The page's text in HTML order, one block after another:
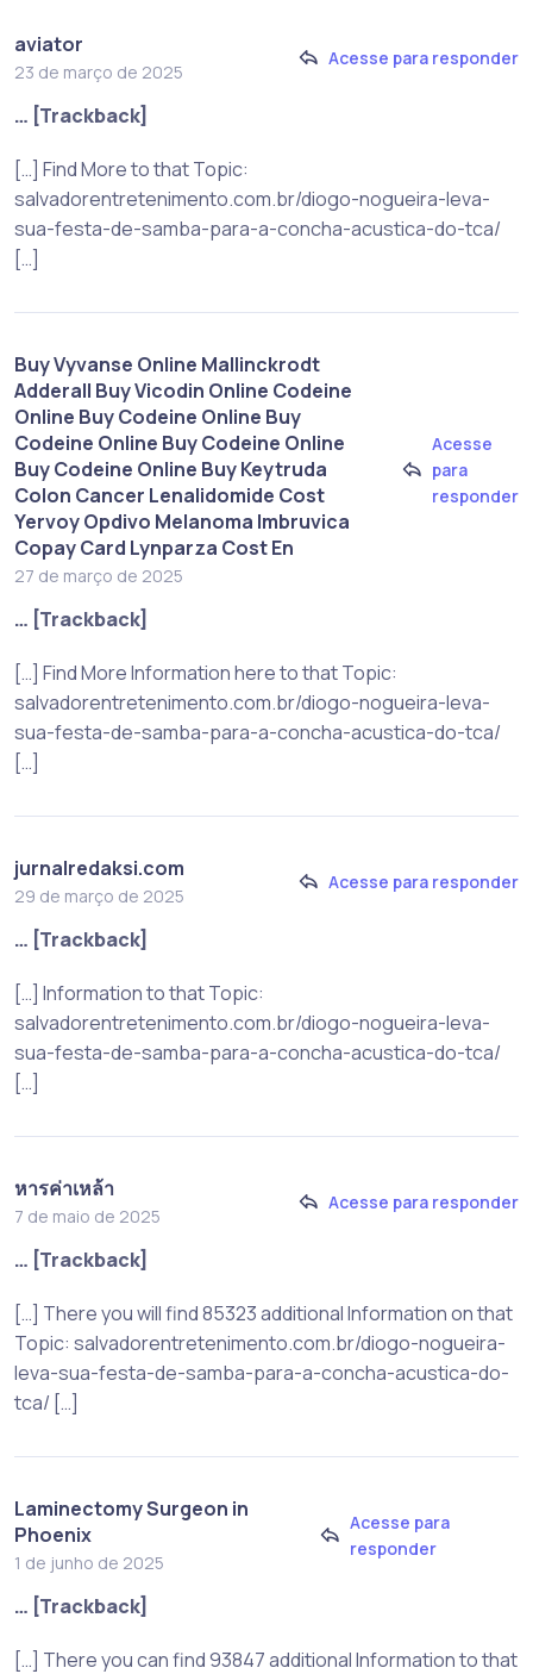
aviator
23 de março de 2025
Acesse para responder
… [Trackback]
[…] Find More to that Topic:
salvadorentretenimento.com.br/diogo-nogueira-leva-
sua-festa-de-samba-para-a-concha-acustica-do-tca/
[…]
Buy Vyvanse Online Mallinckrodt
Adderall Buy Vicodin Online Codeine
Online Buy Codeine Online Buy
Codeine Online Buy Codeine Online
Buy Codeine Online Buy Keytruda
Colon Cancer Lenalidomide Cost
Yervoy Opdivo Melanoma Imbruvica
Copay Card Lynparza Cost En
27 de março de 2025
Acesse
para
responder
… [Trackback]
[…] Find More Information here to that Topic:
salvadorentretenimento.com.br/diogo-nogueira-leva-
sua-festa-de-samba-para-a-concha-acustica-do-tca/
[…]
jurnalredaksi.com
29 de março de 2025
Acesse para responder
… [Trackback]
[…] Information to that Topic:
salvadorentretenimento.com.br/diogo-nogueira-leva-
sua-festa-de-samba-para-a-concha-acustica-do-tca/
[…]
หารค่าเหล้า
7 de maio de 2025
Acesse para responder
… [Trackback]
[…] There you will find 85323 additional Information on that
Topic: salvadorentretenimento.com.br/diogo-nogueira-
leva-sua-festa-de-samba-para-a-concha-acustica-do-
tca/ […]
Laminectomy Surgeon in
Phoenix
1 de junho de 2025
Acesse para
responder
… [Trackback]
[…] There you can find 93847 additional Information to that